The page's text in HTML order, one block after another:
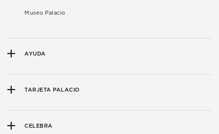
Museo Palacio
AYUDA
TARJETA PALACIO
CELEBRA